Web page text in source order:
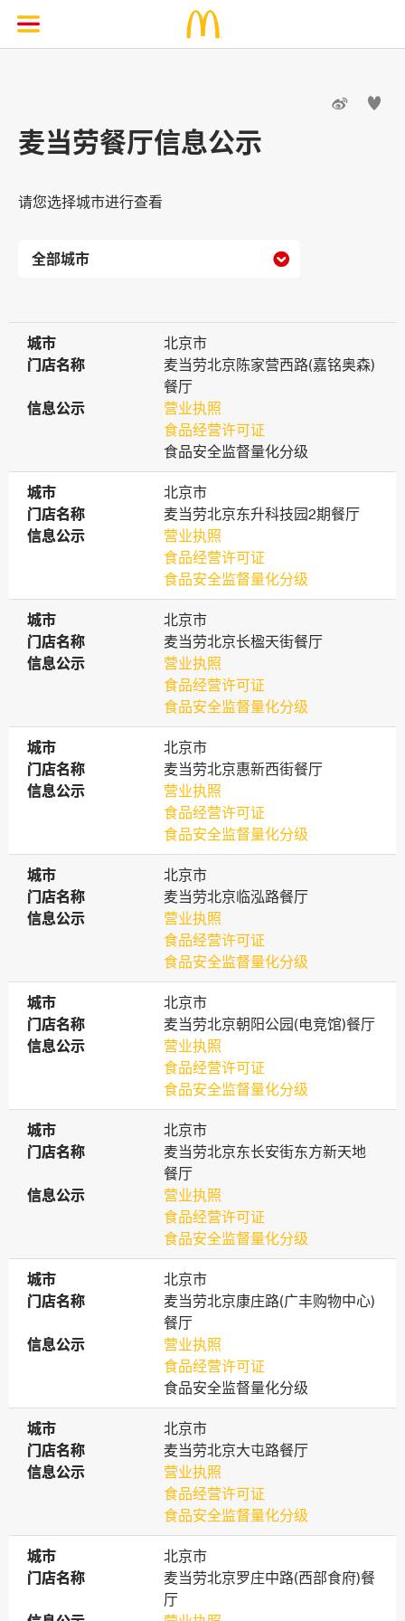
 
麦当劳餐厅信息公示
请您选择城市进行查看

城市
城市
北京市
门店名称
门店名称
麦当劳北京陈家营西路(嘉铭奥森)
餐厅
信息公示
信息公示
营业执照
食品经营许可证
食品安全监督量化分级
城市
城市
北京市
门店名称
门店名称
麦当劳北京东升科技园2期餐厅
信息公示
信息公示
营业执照
食品经营许可证
食品安全监督量化分级
城市
城市
北京市
门店名称
门店名称
麦当劳北京长楹天街餐厅
信息公示
信息公示
营业执照
食品经营许可证
食品安全监督量化分级
城市
城市
北京市
门店名称
门店名称
麦当劳北京惠新西街餐厅
信息公示
信息公示
营业执照
食品经营许可证
食品安全监督量化分级
城市
城市
北京市
门店名称
门店名称
麦当劳北京临泓路餐厅
信息公示
信息公示
营业执照
食品经营许可证
食品安全监督量化分级
城市
城市
北京市
门店名称
门店名称
麦当劳北京朝阳公园(电竞馆)餐厅
信息公示
信息公示
营业执照
食品经营许可证
食品安全监督量化分级
城市
城市
北京市
门店名称
门店名称
麦当劳北京东长安街东方新天地
餐厅
信息公示
信息公示
营业执照
食品经营许可证
食品安全监督量化分级
城市
城市
北京市
门店名称
门店名称
麦当劳北京康庄路(广丰购物中心)
餐厅
信息公示
信息公示
营业执照
食品经营许可证
食品安全监督量化分级
城市
城市
北京市
门店名称
门店名称
麦当劳北京大屯路餐厅
信息公示
信息公示
营业执照
食品经营许可证
食品安全监督量化分级
城市
城市
北京市
门店名称
门店名称
麦当劳北京罗庄中路(西部食府)餐
厅